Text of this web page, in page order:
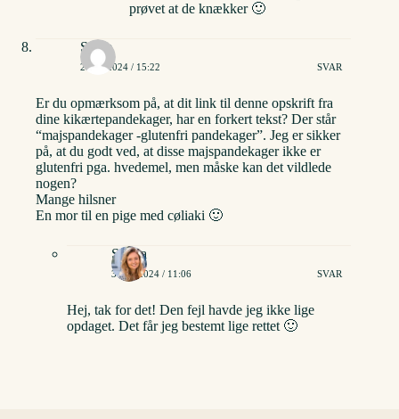
prøvet at de knækker 🙂
Signe
27/07/2024 / 15:22 SVAR
Er du opmærksom på, at dit link til denne opskrift fra
dine kikærtepandekager, har en forkert tekst? Der står
“majspandekager -glutenfri pandekager”. Jeg er sikker
på, at du godt ved, at disse majspandekager ikke er
glutenfri pga. hvedemel, men måske kan det vildlede
nogen?
Mange hilsner
En mor til en pige med cøliaki 🙂
Stinna
30/07/2024 / 11:06 SVAR
Hej, tak for det! Den fejl havde jeg ikke lige
opdaget. Det får jeg bestemt lige rettet 🙂